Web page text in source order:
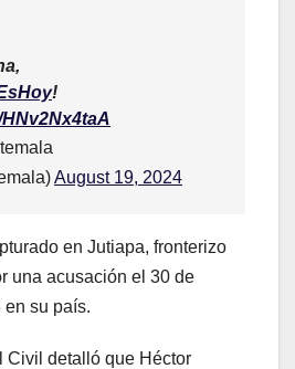
!
August 19, 2024
en Jutiapa, fronterizo
una acusación el 30 de
en su país.
Civil detalló que Héctor